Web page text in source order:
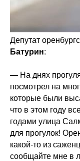
Депутат
Батурин:
— На днях
посмотрел на
которые были
что в этом году
годами улица
для прогулок!
какой-то из
сообщайте мне в